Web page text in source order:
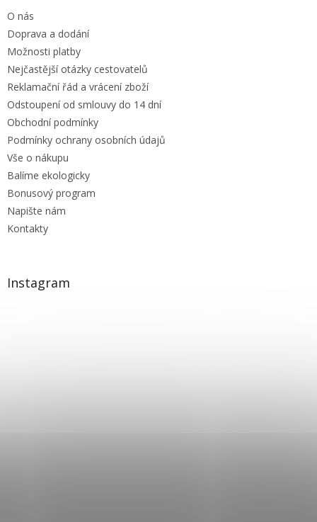
O nás
Doprava a dodání
Možnosti platby
Nejčastější otázky cestovatelů
Reklamační řád a vrácení zboží
Odstoupení od smlouvy do 14 dní
Obchodní podmínky
Podmínky ochrany osobních údajů
Vše o nákupu
Balíme ekologicky
Bonusový program
Napište nám
Kontakty
Instagram